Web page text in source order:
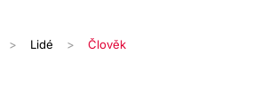
Lidé Člověk